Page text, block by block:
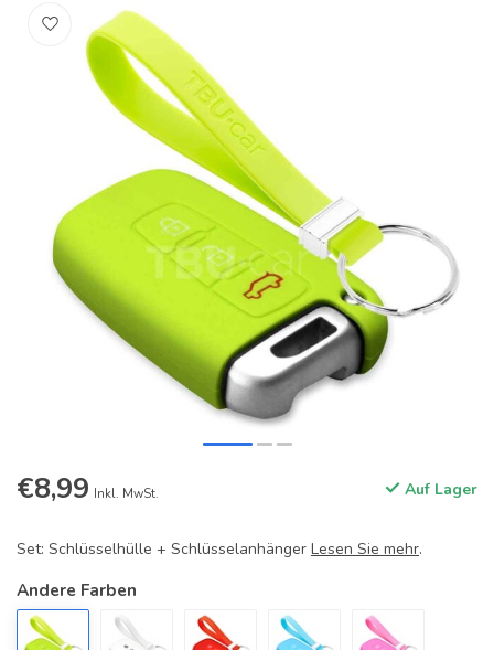
€8,99 Inkl. MwSt. Auf Lager
Set: Schlüsselhülle + Schlüsselanhänger Lesen Sie mehr.
Andere Farben